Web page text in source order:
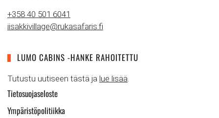
+358 40 501 6041
iisakkivillage@rukasafaris.fi
LUMO CABINS -HANKE RAHOITETTU
Tutustu uutiseen tästä ja lue lisää.
Tietosuojaseloste
Ympäristöpolitiikka